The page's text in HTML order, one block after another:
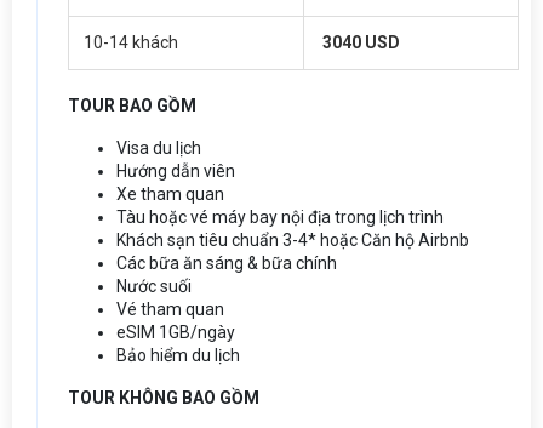
10-14 khách 3040 USD
TOUR BAO GỒM
Visa du lịch
Hướng dẫn viên
Xe tham quan
Tàu hoặc vé máy bay nội địa trong lịch trình
Khách sạn tiêu chuẩn 3-4* hoặc Căn hộ Airbnb
Các bữa ăn sáng & bữa chính
Nước suối
Vé tham quan
eSIM 1GB/ngày
Bảo hiểm du lịch
TOUR KHÔNG BAO GỒM